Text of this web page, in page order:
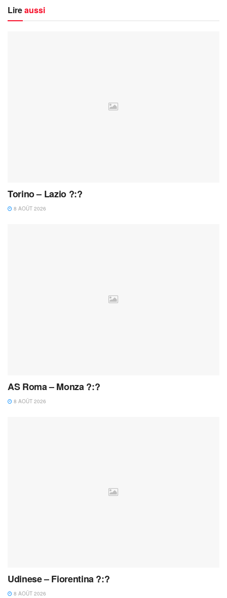
Lireaussi
Torino – Lazio ?:?
8 AOÛT 2026
AS Roma – Monza ?:?
8 AOÛT 2026
Udinese – Fiorentina ?:?
8 AOÛT 2026